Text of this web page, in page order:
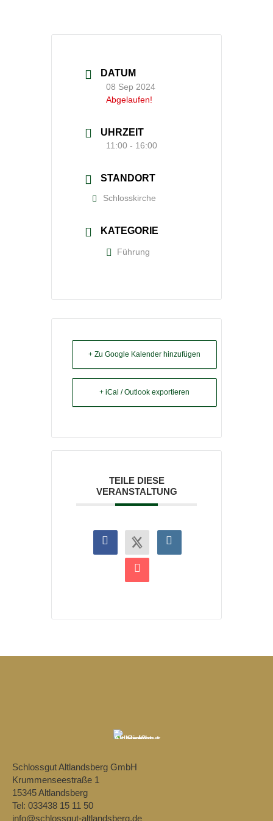
DATUM
08 Sep 2024
Abgelaufen!
UHRZEIT
11:00 - 16:00
STANDORT
Schlosskirche
KATEGORIE
Führung
+ Zu Google Kalender hinzufügen
+ iCal / Outlook exportieren
TEILE DIESE
VERANSTALTUNG
Schlossgut Altlandsberg GmbH
Krummenseestraße 1
15345 Altlandsberg
Tel: 033438 15 11 50
info@schlossgut-altlandsberg.de